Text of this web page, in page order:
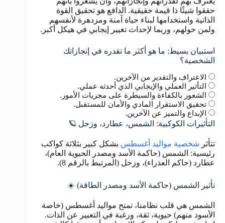
حققوا شيئًا ذا قيمة حقيقية. الدافع هو تحقيق القوة
الذاتية واستخدامها لبناء حياة آمنة ومزدهرة لأنفسهم
ولمن حولهم، وربما لإحداث تغيير إيجابي في هيكل أكبر.
استبيان بسيط: ما هو أكثر ما تقدره في إنجازاتك
الشخصية؟
الاعتراف والتقدير من الآخرين.
التأثير العملي والإيجابي الذي أحدثه عملي.
الشعور بالكفاءة والسيطرة على مجريات الأمور.
تحقيق الاستقرار المادي والأمان للمستقبل.
الإبداع والتميز عن الآخرين.
التأثيرات الكوكبية: الشمس، عطارد، وزحل 🪐
تتأثر شخصية مواليد أغسطس بشكل كبير بثلاثة كواكب
رئيسية: الشمس (حاكمة الأسد ومصدر الحيوية العام)،
عطارد (حاكم العذراء)، وزحل (المرتبط بالرقم 8).
تأثير الشمس (حاكمة الأسد ومصدر الطاقة) ☀️
الشمس هي قلب نظامنا، تمنح مواليد أغسطس (خاصة
الأسود منهم) حيوية، ثقة، ورغبة في التعبير عن الذات.